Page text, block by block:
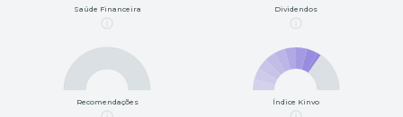
Saúde Financeira Dividendos
Recomendações Índice Kinvo